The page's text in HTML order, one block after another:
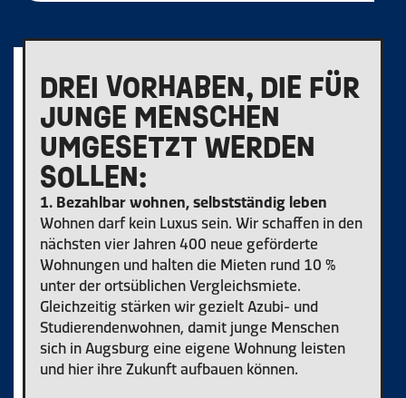
DREI VORHABEN, DIE FÜR
JUNGE MENSCHEN
UMGESETZT WERDEN
SOLLEN:
1. Bezahlbar wohnen, selbstständig leben
Wohnen darf kein Luxus sein. Wir schaffen in den
nächsten vier Jahren 400 neue geförderte
Wohnungen und halten die Mieten rund 10 %
unter der ortsüblichen Vergleichsmiete.
Gleichzeitig stärken wir gezielt Azubi- und
Studierendenwohnen, damit junge Menschen
sich in Augsburg eine eigene Wohnung leisten
und hier ihre Zukunft aufbauen können.